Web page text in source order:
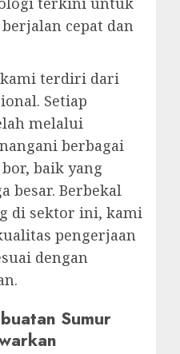
cepat dan
terdiri dari
Setiap
melalui
berbagai
baik yang
besar. Berbekal
di sektor ini, kami
pengerjaan
dengan
Sumur